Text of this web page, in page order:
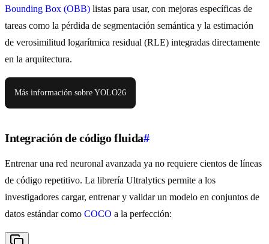
Bounding Box (OBB) listas para usar, con mejoras específicas de
tareas como la pérdida de segmentación semántica y la estimación
de verosimilitud logarítmica residual (RLE) integradas directamente
en la arquitectura.
Más información sobre YOLO26
Integración de código fluida#
Entrenar una red neuronal avanzada ya no requiere cientos de líneas
de código repetitivo. La librería Ultralytics permite a los
investigadores cargar, entrenar y validar un modelo en conjuntos de
datos estándar como COCO a la perfección: